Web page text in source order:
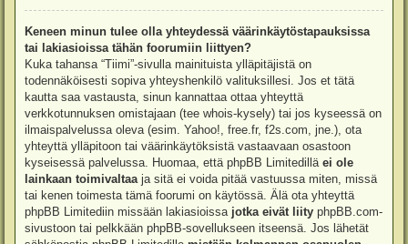
Keneen minun tulee olla yhteydessä väärinkäytöstapauksissa
tai lakiasioissa tähän foorumiin liittyen?
Kuka tahansa “Tiimi”-sivulla mainituista ylläpitäjistä on
todennäköisesti sopiva yhteyshenkilö valituksillesi. Jos et tätä
kautta saa vastausta, sinun kannattaa ottaa yhteyttä
verkkotunnuksen omistajaan (tee whois-kysely) tai jos kyseessä on
ilmaispalvelussa oleva (esim. Yahoo!, free.fr, f2s.com, jne.), ota
yhteyttä ylläpitoon tai väärinkäytöksistä vastaavaan osastoon
kyseisessä palvelussa. Huomaa, että phpBB Limitedillä ei ole
lainkaan toimivaltaaja sitä ei voida pitää vastuussa miten, missä
tai kenen toimesta tämä foorumi on käytössä. Älä ota yhteyttä
phpBB Limitediin missään lakiasioissa jotka eivät liity phpBB.com-
sivustoon tai pelkkään phpBB-sovellukseen itseensä. Jos lähetät